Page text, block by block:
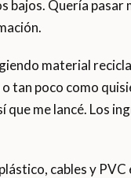
bajos. Quería pasar
material
poco como
me lancé. Los
cables y